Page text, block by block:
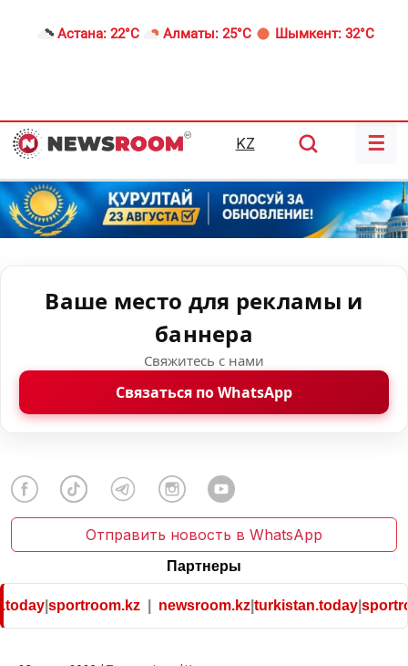
Астана: 22°C Алматы: 25°C Шымкент: 32°C
KZ ☰
Ваше место для рекламы и
баннера
Свяжитесь с нами
Связаться по WhatsApp
Отправить новость в WhatsApp
Партнеры
|sportroom.kz| newsroom.kz|turkistan.today|